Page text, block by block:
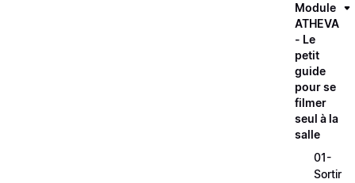
Module
ATHEVA
- Le
petit
guide
pour se
filmer
seul à la
salle
01-
Sortir